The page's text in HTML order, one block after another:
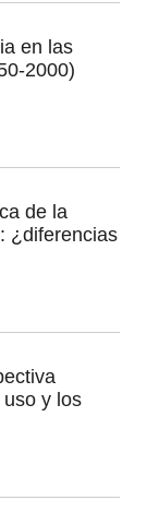
en las
2000)
de la
¿diferencias
y los